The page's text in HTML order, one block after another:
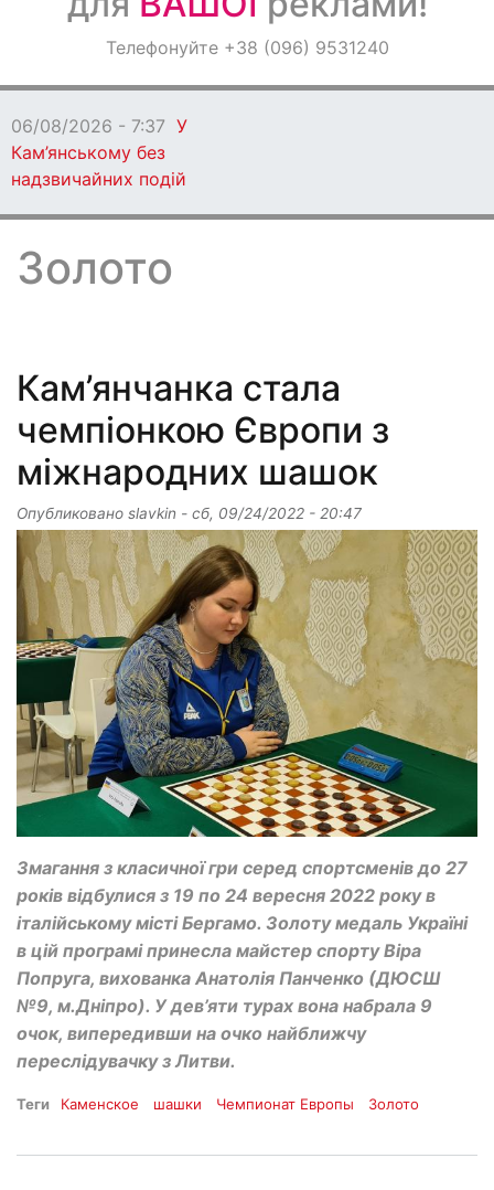
ОголошенняТелефонуйте +38 (096) 9531240
06/08/2026 - 7:36 Понад 30 разів ворог
атакував Дніпропетровщину: є поранені
Золото
Кам’янчанка стала
чемпіонкою Європи з
міжнародних шашок
Опубликовано slavkin - сб, 09/24/2022 - 20:47
Змагання з класичної гри серед спортсменів до 27
років відбулися з 19 по 24 вересня 2022 року в
італійському місті Бергамо. Золоту медаль Україні
в цій програмі принесла майстер спорту Віра
Попруга, вихованка Анатолія Панченко (ДЮСШ
№9, м.Дніпро). У дев’яти турах вона набрала 9
очок, випередивши на очко найближчу
переслідувачку з Литви.
Теги Каменское шашки Чемпионат Европы Золото